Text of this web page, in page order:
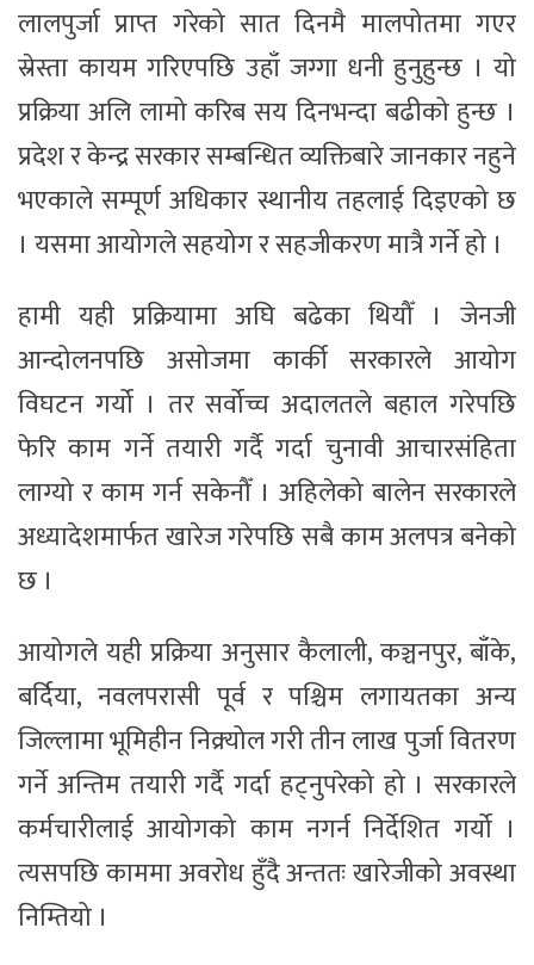
लालपुर्जा प्राप्त गरेको सात दिनमै मालपोतमा गएर
स्रेस्ता कायम गरिएपछि उहाँ जग्गा धनी हुनुहुन्छ । यो
प्रक्रिया अलि लामो करिब सय दिनभन्दा बढीको हुन्छ ।
प्रदेश र केन्द्र सरकार सम्बन्धित व्यक्तिबारे जानकार नहुने
भएकाले सम्पूर्ण अधिकार स्थानीय तहलाई दिइएको छ
। यसमा आयोगले सहयोग र सहजीकरण मात्रै गर्ने हो ।
हामी यही प्रक्रियामा अघि बढेका थियौँ । जेनजी
आन्दोलनपछि असोजमा कार्की सरकारले आयोग
विघटन गर्यो । तर सर्वोच्च अदालतले बहाल गरेपछि
फेरि काम गर्ने तयारी गर्दै गर्दा चुनावी आचारसंहिता
लाग्यो र काम गर्न सकेनौँ । अहिलेको बालेन सरकारले
अध्यादेशमार्फत खारेज गरेपछि सबै काम अलपत्र बनेको
छ ।
आयोगले यही प्रक्रिया अनुसार कैलाली, कञ्चनपुर, बाँके,
बर्दिया, नवलपरासी पूर्व र पश्चिम लगायतका अन्य
जिल्लामा भूमिहीन निक्र्योल गरी तीन लाख पुर्जा वितरण
गर्ने अन्तिम तयारी गर्दै गर्दा हट्नुपरेको हो । सरकारले
कर्मचारीलाई आयोगको काम नगर्न निर्देशित गर्यो ।
त्यसपछि काममा अवरोध हुँदै अन्ततः खारेजीको अवस्था
निम्तियो ।